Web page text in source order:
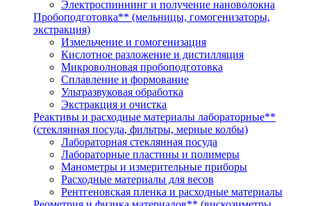
Электроспиннинг и получение нановолокна
Пробоподготовка** (мельницы, гомогенизаторы,
экстракция)
Измельчение и гомогенизация
Кислотное разложение и дистилляция
Микроволновая пробоподготовка
Сплавление и формование
Ультразвуковая обработка
Экстракция и очистка
Реактивы и расходные материалы лабораторные**
(стеклянная посуда, фильтры, мерные колбы)
Лабораторная стеклянная посуда
Лабораторные пластины и полимеры
Манометры и измерительные приборы
Расходные материалы для весов
Рентгеновская пленка и расходные материалы